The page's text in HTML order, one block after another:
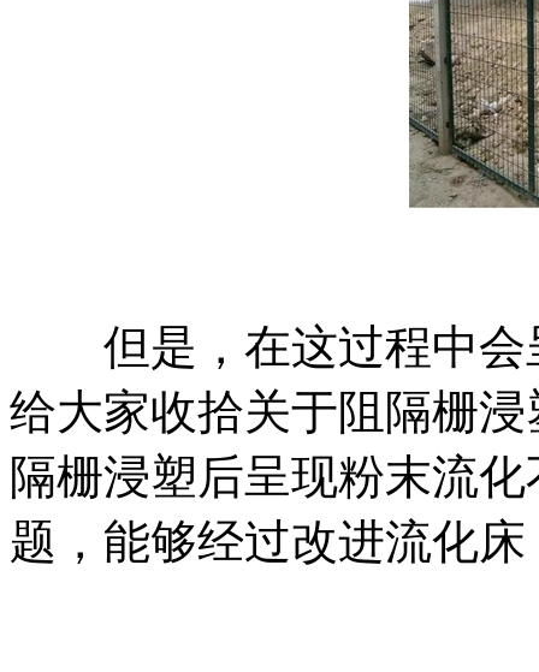
但是，在这过程中会
给大家收拾关于阻隔栅
隔栅浸塑后呈现粉末流
题，能够经过改进流化